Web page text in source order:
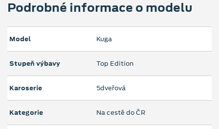
Podrobné informace o modelu
Model Kuga
Stupeň výbavy Top Edition
Karoserie 5dveřová
Kategorie Na cestě do ČR